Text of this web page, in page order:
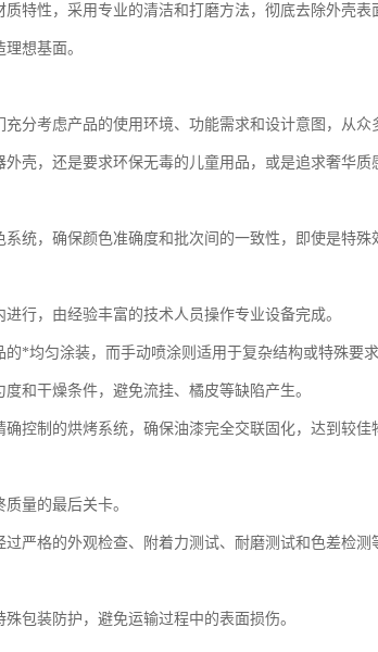
特性，采用专业的清洁和打磨方法，彻底去除外壳
想基面。
分考虑产品的使用环境、功能需求和设计意图，从
壳，还是要求环保无毒的儿童用品，或是追求奢华
系统，确保颜色准确度和批次间的一致性，即使是特
行，由经验丰富的技术人员操作专业设备完成。
的*均匀涂装，而手动喷涂则适用于复杂结构或特殊要
和干燥条件，避免流挂、橘皮等缺陷产生。
控制的烘烤系统，确保油漆完全交联固化，达到较佳
量的最后关卡。
严格的外观检查、附着力测试、耐磨测试和色差检
包装防护，避免运输过程中的表面损伤。